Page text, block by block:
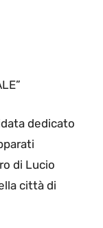
dedicato
di Lucio
città di